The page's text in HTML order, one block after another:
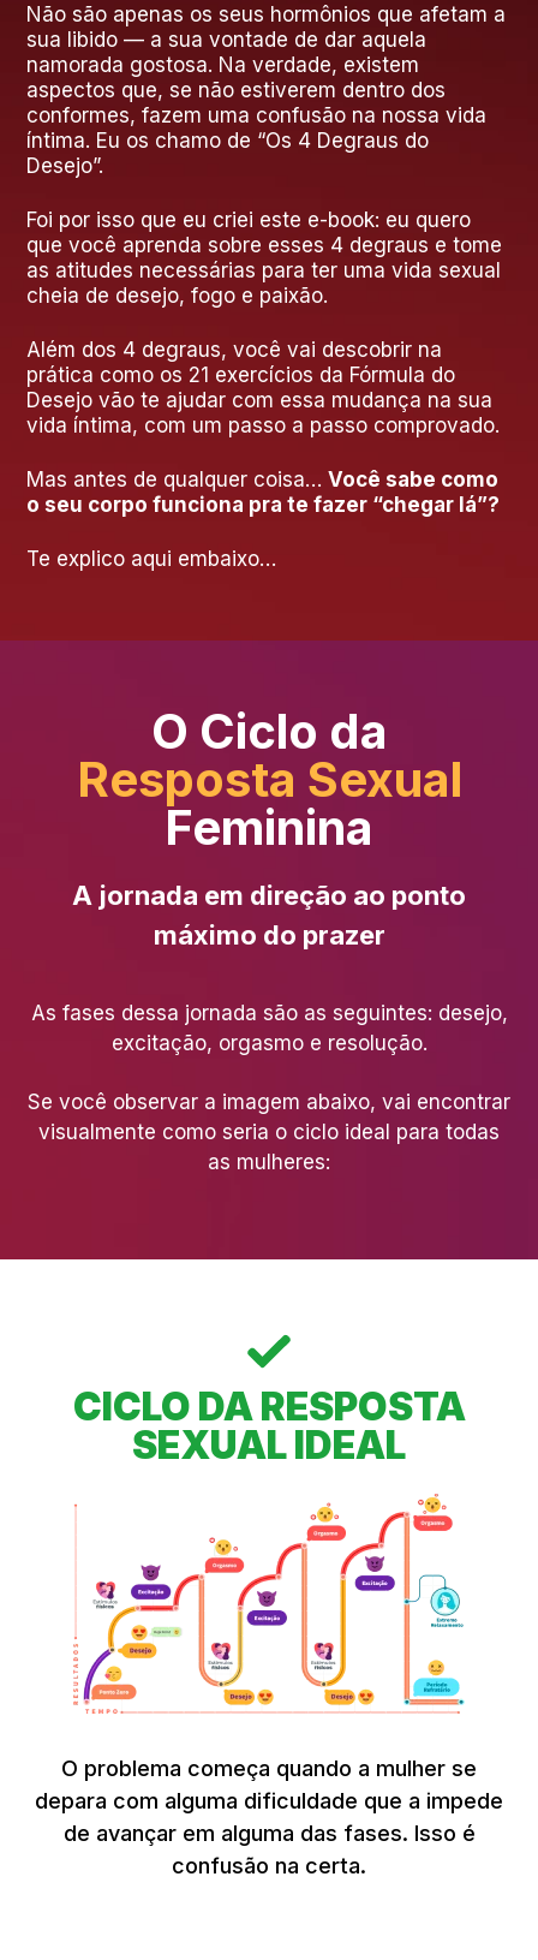
Não são apenas os seus hormônios que afetam a
sua libido — a sua vontade de dar aquela
namorada gostosa. Na verdade, existem
aspectos que, se não estiverem dentro dos
conformes, fazem uma confusão na nossa vida
íntima. Eu os chamo de “Os 4 Degraus do
Desejo”.
Foi por isso que eu criei este e-book: eu quero
que você aprenda sobre esses 4 degraus e tome
as atitudes necessárias para ter uma vida sexual
cheia de desejo, fogo e paixão.
Além dos 4 degraus, você vai descobrir na
prática como os 21 exercícios da Fórmula do
Desejo vão te ajudar com essa mudança na sua
vida íntima, com um passo a passo comprovado.
Mas antes de qualquer coisa… Você sabe como
o seu corpo funciona pra te fazer “chegar lá”?
Te explico aqui embaixo…
O Ciclo da
Resposta Sexual
Feminina
A jornada em direção ao ponto
máximo do prazer
As fases dessa jornada são as seguintes: desejo,
excitação, orgasmo e resolução.
Se você observar a imagem abaixo, vai encontrar
visualmente como seria o ciclo ideal para todas
as mulheres:
CICLO DA RESPOSTA
SEXUAL IDEAL
O problema começa quando a mulher se
depara com alguma dificuldade que a impede
de avançar em alguma das fases. Isso é
confusão na certa.